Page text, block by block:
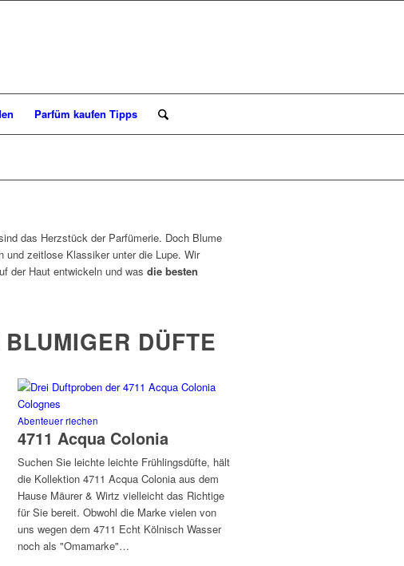
Parfüm kaufen Tipps
das Herzstück der Parfümerie. Doch Blume
und zeitlose Klassiker unter die Lupe. Wir
der Haut entwickeln und was die besten
DÜFTE
Abenteuer riechen
4711 Acqua Colonia
Suchen Sie leichte leichte Frühlingsdüfte, hält
die Kollektion 4711 Acqua Colonia aus dem
Hause Mäurer & Wirtz vielleicht das Richtige
für Sie bereit. Obwohl die Marke vielen von
uns wegen dem 4711 Echt Kölnisch Wasser
noch als "Omamarke"…